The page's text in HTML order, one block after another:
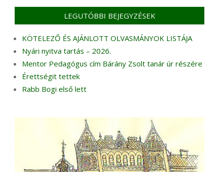
LEGUTÓBBI BEJEGYZÉSEK
KÖTELEZŐ ÉS AJÁNLOTT OLVASMÁNYOK LISTÁJA
Nyári nyitva tartás – 2026.
Mentor Pedagógus cím Bárány Zsolt tanár úr részére
Érettségit tettek
Rabb Bogi első lett